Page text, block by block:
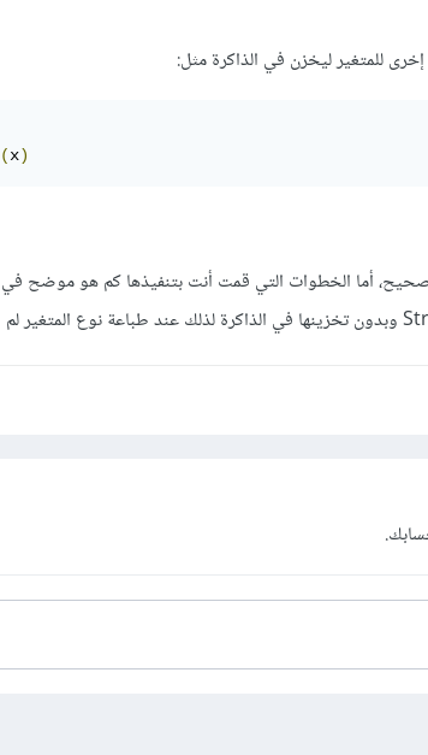
للمتغير ليخزن في الذاكرة مثل:
(x)
صحيح، أما الخطوات التي قمت أنت بتنفيذها كم هو موضح